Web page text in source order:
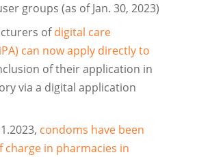
groups (as of Jan. 30, 2023)
ofdigital care
can now apply directly to
of their application in
via a digital application
condoms have been
charge in pharmacies in